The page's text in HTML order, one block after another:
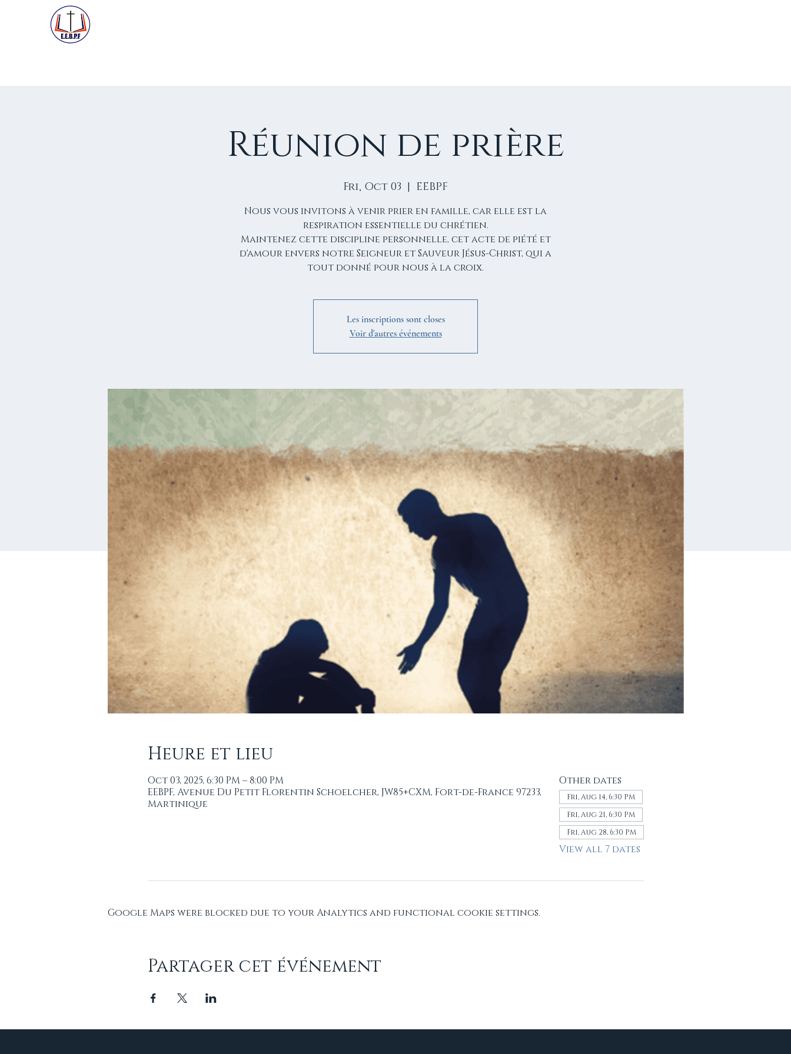
Réunion de prière
Fri, Oct 03
  |
EEBPF
Nous vous invitons à venir prier en famille, car elle est la
respiration essentielle du chrétien.
Maintenez cette discipline personnelle, cet acte de piété et
d'amour envers notre Seigneur et Sauveur Jésus-Christ, qui a
tout donné pour nous à la croix.
Les inscriptions sont closes
Voir d'autres événements
Heure et lieu
Oct 03, 2025, 6:30 PM – 8:00 PM
EEBPF, Avenue Du Petit Florentin Schoelcher, JW85+CXM, Fort-de-France 97233,
Martinique
Other dates
Fri, Aug 14, 6:30 PM
Fri, Aug 21, 6:30 PM
Fri, Aug 28, 6:30 PM
View all 7 dates
Google Maps were blocked due to your Analytics and functional cookie settings.
Partager cet événement